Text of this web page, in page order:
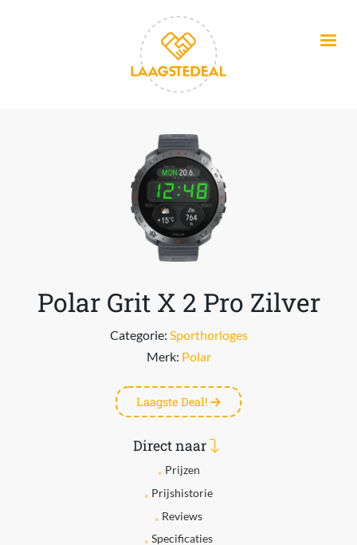
Polar Grit X 2 Pro Zilver
Categorie: Sporthorloges
Merk: Polar
Laagste Deal!
Direct naar
Prijzen
Prijshistorie
Reviews
Specificaties